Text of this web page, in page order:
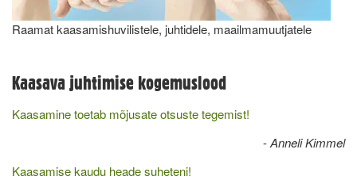
Raamat kaasamishuvilistele, juhtidele, maailmamuutjatele
Kaasava juhtimise kogemuslood
Kaasamine toetab mõjusate otsuste tegemist!
-Anneli Kimmel
Kaasamise kaudu heade suheteni!